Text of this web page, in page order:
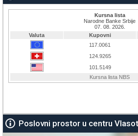
Poslovni prostor u centru